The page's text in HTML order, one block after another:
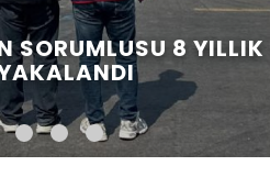
SORUMLUSU 8 YILLIK